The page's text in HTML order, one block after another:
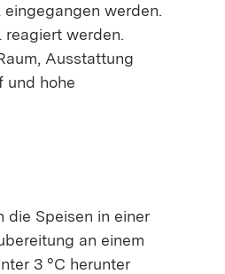
werden.
reagiert werden.
Ausstattung
und hohe
die Speisen in einer
an einem
3 °C herunter